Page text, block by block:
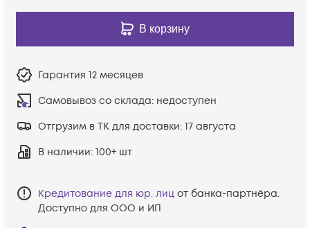
В корзину
Гарантия 12 месяцев
Самовывоз со склада: недоступен
Отгрузим в ТК для доставки: 17 августа
В наличии: 100+ шт
Кредитование для юр. лиц от банка-партнёра.
Доступно для ООО и ИП